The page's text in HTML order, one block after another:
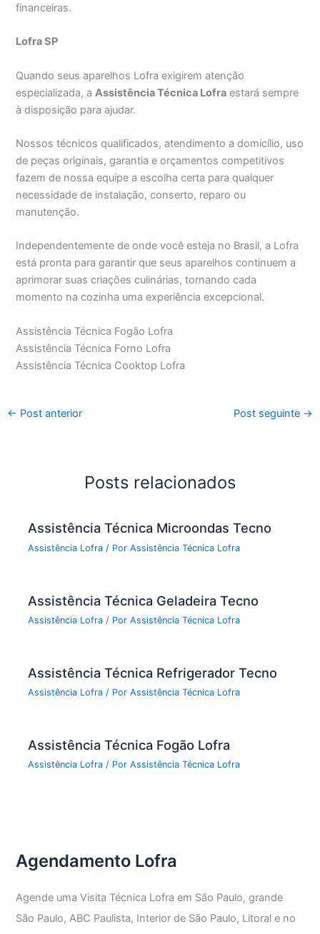
financeiras.
Lofra SP
Quando seus aparelhos Lofra exigirem atenção
especializada, a Assistência Técnica Lofra estará sempre
à disposição para ajudar.
Nossos técnicos qualificados, atendimento a domicílio, uso
de peças originais, garantia e orçamentos competitivos
fazem de nossa equipe a escolha certa para qualquer
necessidade de instalação, conserto, reparo ou
manutenção.
Independentemente de onde você esteja no Brasil, a Lofra
está pronta para garantir que seus aparelhos continuem a
aprimorar suas criações culinárias, tornando cada
momento na cozinha uma experiência excepcional.
Assistência Técnica Fogão Lofra
Assistência Técnica Forno Lofra
Assistência Técnica Cooktop Lofra
← Post anterior Post seguinte →
Posts relacionados
Assistência Técnica Microondas Tecno
Assistência Lofra / PorAssistência Técnica Lofra
Assistência Técnica Geladeira Tecno
Assistência Lofra / PorAssistência Técnica Lofra
Assistência Técnica Refrigerador Tecno
Assistência Lofra / PorAssistência Técnica Lofra
Assistência Técnica Fogão Lofra
Assistência Lofra / PorAssistência Técnica Lofra
Agendamento Lofra
Agende uma Visita Técnica Lofra em São Paulo, grande
São Paulo, ABC Paulista, Interior de São Paulo, Litoral e no